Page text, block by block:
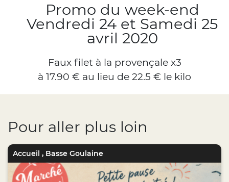
Promo du week-end
Vendredi 24 et Samedi 25
avril 2020
Faux filet à la provençale x3
à 17.90 € au lieu de 22.5 € le kilo
Pour aller plus loin
Accueil , Basse Goulaine